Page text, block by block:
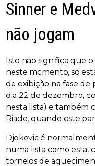
Sinner e
não jogam
Isto não significa que
neste momento, só
de exibição na fase
dia 22 de dezembro,
nesta lista) e também
Riade, quando este
Djokovic é
numa lista como esta,
torneios de